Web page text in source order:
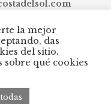
Málaga capital hasta
Fuengirola,
Estepona y Casares.
la mejor
das
del sitio.
sobre qué cookies